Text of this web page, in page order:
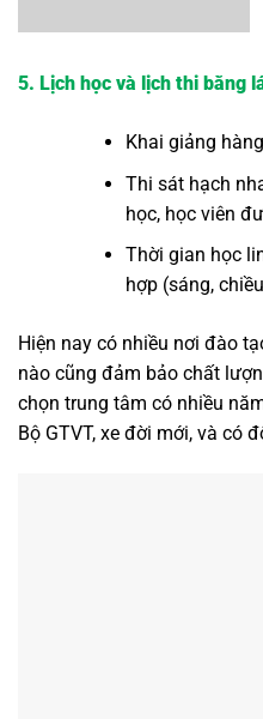
5. Lịch học và lịch thi bằng
Khai giảng
Thi sát hạch
học, học viên
Thời gian học
hợp (sáng,
Hiện nay có nhiều nơi đào
nào cũng đảm bảo chất
chọn trung tâm có nhiều
Bộ GTVT, xe đời mới, và có